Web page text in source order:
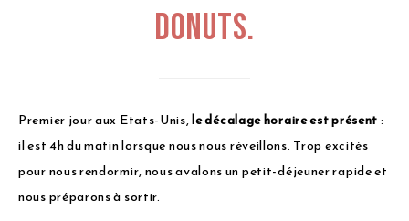
Donuts.
Premier jour aux Etats-Unis,le décalage horaire est présent:
il est 4h du matin lorsque nous nous réveillons. Trop excités
pour nous rendormir, nous avalons un petit-déjeuner rapide et
nous préparons à sortir.